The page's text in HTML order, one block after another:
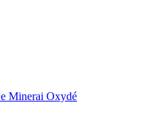
Minerai Oxydé